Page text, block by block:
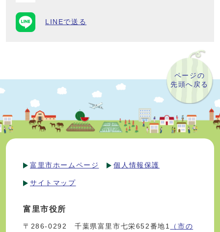
LINEで送る
ページの
先頭へ戻る
富里市ホームページ 個人情報保護
サイトマップ
富里市役所
〒286-0292 千葉県富里市七栄652番地1 （市の